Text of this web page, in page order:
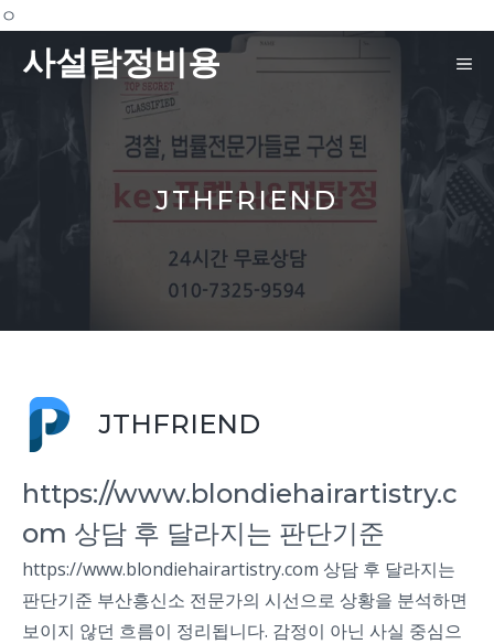
ㅇ
Skip사설탐정비용
JTHFRIEND
JTHFRIEND
https://www.blondiehairartistry.c
om 상담 후 달라지는 판단기준
https://www.blondiehairartistry.com 상담 후 달라지는
판단기준 부산흥신소 전문가의 시선으로 상황을 분석하면
보이지 않던 흐름이 정리됩니다. 감정이 아닌 사실 중심으